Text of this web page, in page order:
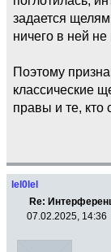
задается
ничего в ней
Поэтому
классические
правы и те, кто
lel0lel
Re:
07.02.2025, 14:36